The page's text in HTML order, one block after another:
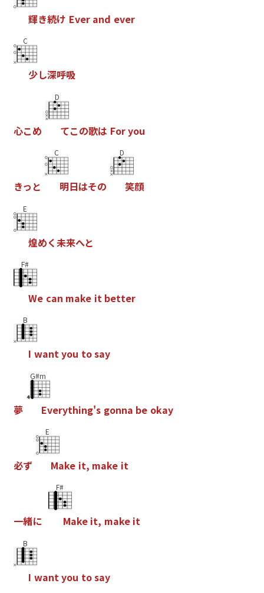
輝き続け Ever and ever
C
少し深呼吸
心こめ
D
てこの歌は Foryou
きっ と
C
明日はその
D
笑顔
E
煌めく未来へと
F#
We can make it better
B
I wantyou tosay
夢
G#m
Everything's gonna be okay
必ず
E
Make it, make it
一緒に
F#
Make it, make it
B
I wantyou tosay